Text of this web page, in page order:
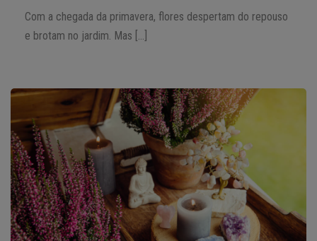
Com a chegada da primavera, flores despertam do repouso
e brotam no jardim. Mas […]